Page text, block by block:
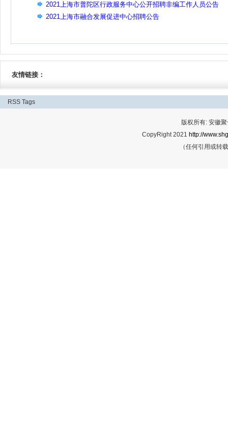
2021上海市普陀区行政服务中心公开招聘非编工作人员公告
2021上海市融合发展促进中心招聘公告
友情链接：
RSS Tags
版权所有: 安徽
CopyRight 2021 http://
（任何引用或转